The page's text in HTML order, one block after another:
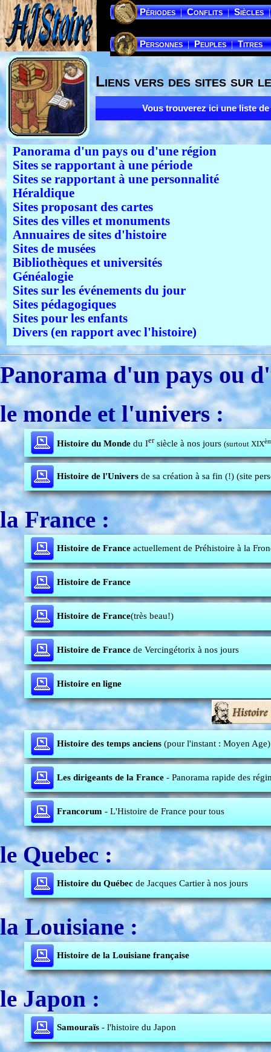
Périodes | Conflits | Siècles |
Personnes | Peuples | Titres
Liens vers des sites sur
Vous trouverez ici une liste
Panorama d'un pays ou d'une région
Sites se rapportant à une période
Sites se rapportant à une personnalité
Héraldique
Sites proposant des cartes
Sites des villes et monuments
Annuaires de sites d'histoire
Sites de musées
Bibliothèques et universités
Généalogie
Sites sur les événements du jour
Sites pédagogiques
Sites pour les enfants
Divers (en rapport avec l'histoire)
Panorama d'un pays ou
le monde et l'univers :
Histoire du Monde du Iersiècle à nos jours (surtout XIX
Histoire de l'Univers de sa création à sa fin (!) (site
la France :
Histoire de France actuellement de Préhistoire à la
Histoire de France
Histoire de France(très beau!)
Histoire de France de Vercingétorix à nos jours
Histoire en ligne
Histoire des temps anciens (pour l'instant : Moyen Age)
Les dirigeants de la France - Panorama rapide des
Francorum - L'Histoire de France pour tous
le Quebec :
Histoire du Québec de Jacques Cartier à nos jours
la Louisiane :
Histoire de la Louisiane française
le Japon :
Samouraïs - l'histoire du Japon